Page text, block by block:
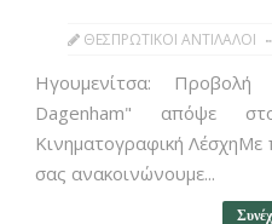
ΘΕΣΠΡΩΤΙΚΟΙ ΑΝΤΙΛΑΛΟΙ
Ηγουμενίτσα:
Dagenham" απόψε
Κινηματογραφική
σας ανακοινώνουμε...